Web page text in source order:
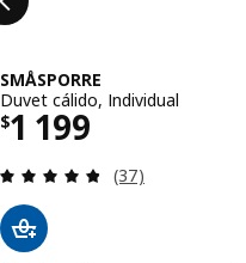
SMÅSPORRE
Duvet cálido, Individual
$1 199
Precio $ 1199
Revisa: 4.8 de
(37)